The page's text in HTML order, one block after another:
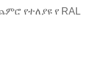
የተለያዩ የ RAL